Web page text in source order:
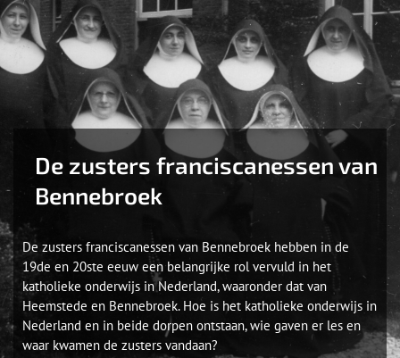
De zusters franciscanessen van
Bennebroek
De zusters franciscanessen van Bennebroek hebben in de
19de en 20ste eeuw een belangrijke rol vervuld in het
katholieke onderwijs in Nederland, waaronder dat van
Heemstede en Bennebroek. Hoe is het katholieke onderwijs in
Nederland en in beide dorpen ontstaan, wie gaven er les en
waar kwamen de zusters vandaan?